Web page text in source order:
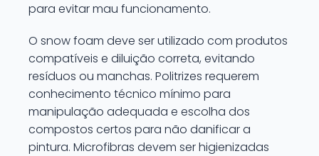
para evitar mau funcionamento.
O snow foam deve ser utilizado com produtos
compatíveis e diluição correta, evitando
resíduos ou manchas. Politrizes requerem
conhecimento técnico mínimo para
manipulação adequada e escolha dos
compostos certos para não danificar a
pintura. Microfibras devem ser higienizadas